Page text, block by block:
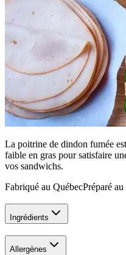
La poitrine de dindon fumée
faible en gras pour satisfaire
vos sandwichs.
Fabriqué au QuébecPréparé au
Ingrédients
Allergènes